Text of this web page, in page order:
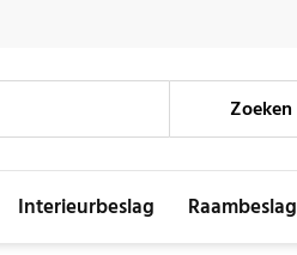
Zoeken
Interieurbeslag Raambeslag